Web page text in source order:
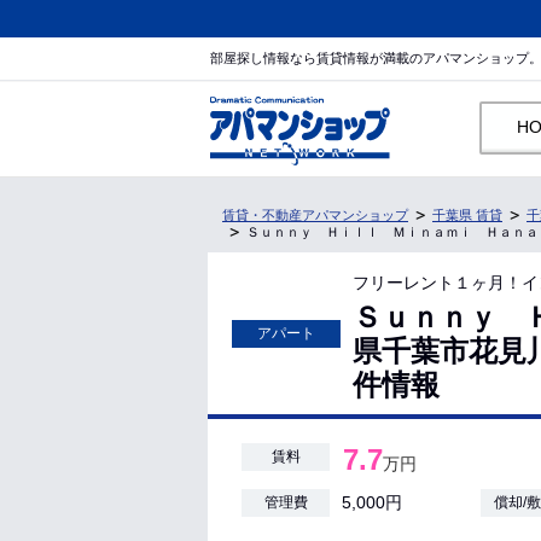
部屋探し情報なら賃貸情報が満載のアパマンショップ
賃貸・不動産アパマンショップ 千葉県 賃貸
Ｓｕｎｎｙ Ｈｉｌｌ Ｍｉｎａｍｉ Ｈａｎａ
アパート
フリーレント１ヶ月！
Ｓｕｎｎｙ
県千葉市花見
件情報
賃料 7.7万円
管理費 5,000円 償却/